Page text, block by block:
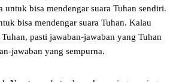
untuk bisa mendengar suara Tuhan sendiri.
bisa mendengar suara Tuhan. Kalau
pasti jawaban-jawaban yang Tuhan
jawaban yang sempurna.